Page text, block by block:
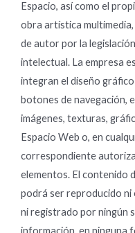
Espacio, así como el
obra artística
de autor por la
intelectual. La empresa
integran el diseño
botones de navegación,
imágenes, texturas,
Espacio Web o, en
correspondiente
elementos. El contenido
podrá ser reproducido ni
ni registrado por ningún
información, en ninguna